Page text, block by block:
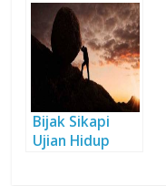
Tantowi Yahya
Bijak Sikapi
Ujian Hidup